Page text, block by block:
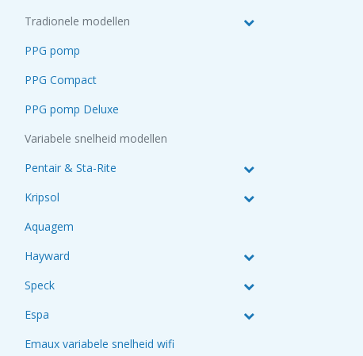
Tradionele modellen
PPG pomp
PPG Compact
PPG pomp Deluxe
Variabele snelheid modellen
Pentair & Sta-Rite
Kripsol
Aquagem
Hayward
Speck
Espa
Emaux variabele snelheid wifi